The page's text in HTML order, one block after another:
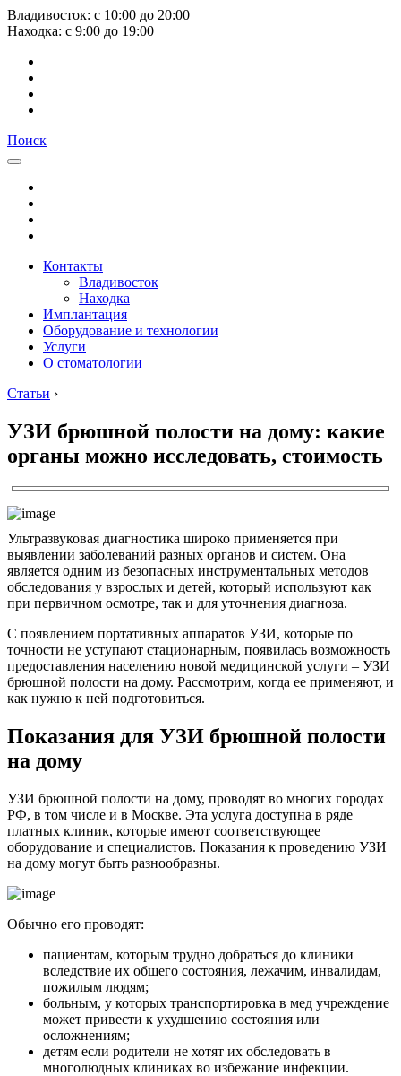
Владивосток: с 10:00 до 20:00
Находка: с 9:00 до 19:00
Поиск
Контакты
Владивосток
Находка
Имплантация
Оборудование и технологии
Услуги
О стоматологии
Статьи ›
УЗИ брюшной полости на дому: какие
органы можно исследовать, стоимость
Ультразвуковая диагностика широко применяется при
выявлении заболеваний разных органов и систем. Она
является одним из безопасных инструментальных методов
обследования у взрослых и детей, который используют как
при первичном осмотре, так и для уточнения диагноза.
С появлением портативных аппаратов УЗИ, которые по
точности не уступают стационарным, появилась возможность
предоставления населению новой медицинской услуги – УЗИ
брюшной полости на дому. Рассмотрим, когда ее применяют, и
как нужно к ней подготовиться.
Показания для УЗИ брюшной полости
на дому
УЗИ брюшной полости на дому, проводят во многих городах
РФ, в том числе и в Москве. Эта услуга доступна в ряде
платных клиник, которые имеют соответствующее
оборудование и специалистов. Показания к проведению УЗИ
на дому могут быть разнообразны.
Обычно его проводят:
пациентам, которым трудно добраться до клиники
вследствие их общего состояния, лежачим, инвалидам,
пожилым людям;
больным, у которых транспортировка в мед учреждение
может привести к ухудшению состояния или
осложнениям;
детям если родители не хотят их обследовать в
многолюдных клиниках во избежание инфекции.